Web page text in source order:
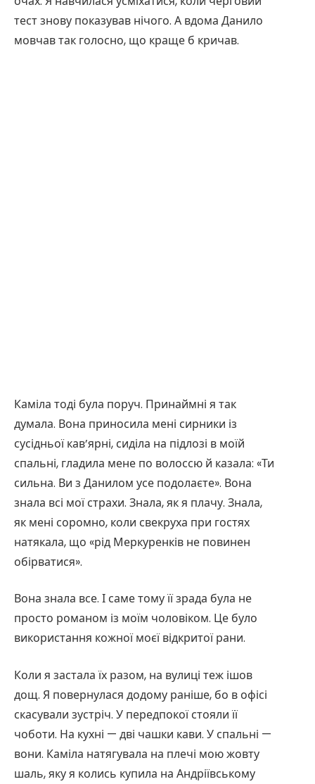
тест знову показував нічого. А вдома Данило
мовчав так голосно, що краще б кричав.
Каміла тоді була поруч. Принаймні я так
думала. Вона приносила мені сирники із
сусідньої кав’ярні, сиділа на підлозі в моїй
спальні, гладила мене по волоссю й казала: «Ти
сильна. Ви з Данилом усе подолаєте». Вона
знала всі мої страхи. Знала, як я плачу. Знала,
як мені соромно, коли свекруха при гостях
натякала, що «рід Меркуренків не повинен
обірватися».
Вона знала все. І саме тому її зрада була не
просто романом із моїм чоловіком. Це було
використання кожної моєї відкритої рани.
Коли я застала їх разом, на вулиці теж ішов
дощ. Я повернулася додому раніше, бо в офісі
скасували зустріч. У передпокої стояли її
чоботи. На кухні — дві чашки кави. У спальні —
вони. Каміла натягувала на плечі мою жовту
шаль, яку я колись купила на Андріївському